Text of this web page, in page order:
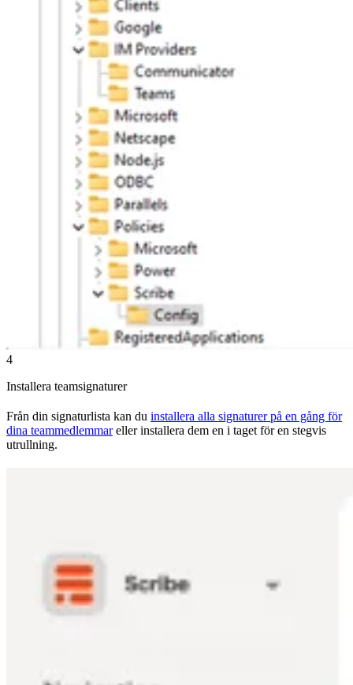
4
Installera teamsignaturer
Från din signaturlista kan du installera alla signaturer på en gång för
dina teammedlemmareller installera dem en i taget för en stegvis
utrullning.